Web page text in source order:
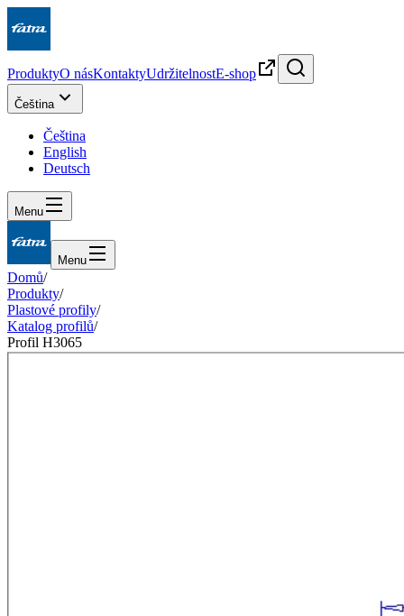
ProduktyO násKontaktyUdržitelnostE-shop
Čeština
Čeština
English
Deutsch
Menu
Menu
Domů/
Produkty/
Plastové profily/
Katalog profilů/
Profil H3065